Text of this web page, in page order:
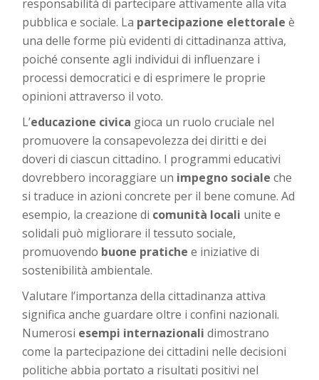
responsabilità di partecipare attivamente alla vita
pubblica e sociale. La partecipazione elettorale è
una delle forme più evidenti di cittadinanza attiva,
poiché consente agli individui di influenzare i
processi democratici e di esprimere le proprie
opinioni attraverso il voto.
L’educazione civica gioca un ruolo cruciale nel
promuovere la consapevolezza dei diritti e dei
doveri di ciascun cittadino. I programmi educativi
dovrebbero incoraggiare un impegno sociale che
si traduce in azioni concrete per il bene comune. Ad
esempio, la creazione di comunità locali unite e
solidali può migliorare il tessuto sociale,
promuovendo buone pratiche e iniziative di
sostenibilità ambientale.
Valutare l’importanza della cittadinanza attiva
significa anche guardare oltre i confini nazionali.
Numerosi esempi internazionali dimostrano
come la partecipazione dei cittadini nelle decisioni
politiche abbia portato a risultati positivi nel